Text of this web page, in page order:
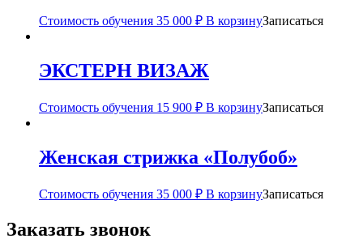
Стоимость обучения 35 000 ₽ В корзинуЗаписаться
ЭКСТЕРН ВИЗАЖ
Стоимость обучения 15 900 ₽ В корзинуЗаписаться
Женская стрижка «Полубоб»
Стоимость обучения 35 000 ₽ В корзинуЗаписаться
Заказать звонок